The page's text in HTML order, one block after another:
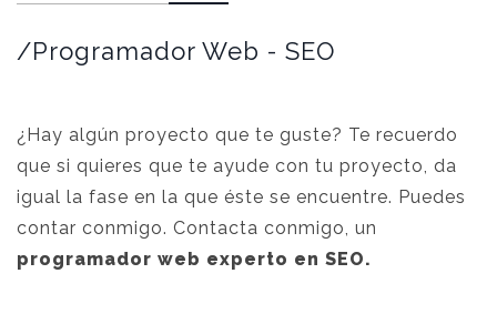
/Programador Web - SEO
¿Hay algún proyecto que te guste? Te recuerdo
que si quieres que te ayude con tu proyecto, da
igual la fase en la que éste se encuentre. Puedes
contar conmigo. Contacta conmigo, un
programador web experto en SEO.